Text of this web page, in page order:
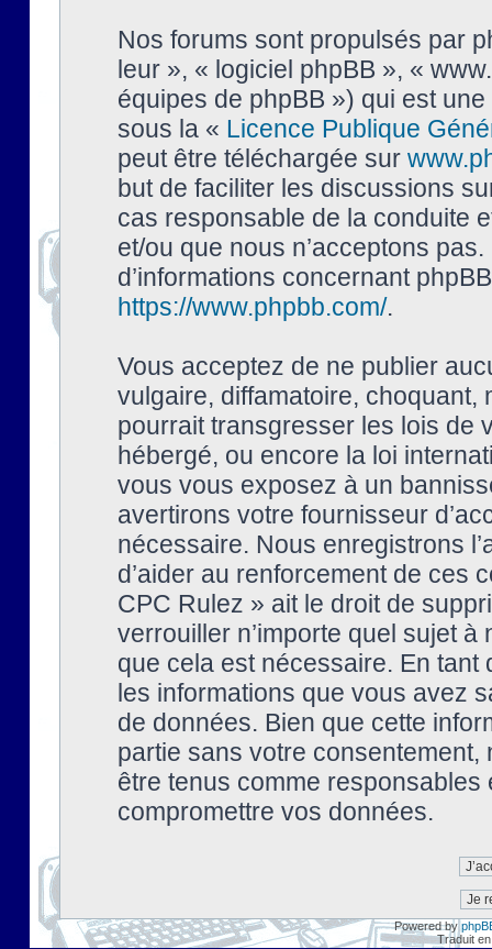
Nos forums sont propulsés par
leur », « logiciel phpBB », «
équipes de phpBB ») qui est
sous la « Licence Publique
peut être téléchargée sur
but de faciliter les discussions
cas responsable de la conduite
et/ou que nous n’acceptons
d’informations concernant
https://www.phpbb.com/.
Vous acceptez de ne publier
vulgaire, diffamatoire, choquant,
pourrait transgresser les lois de
hébergé, ou encore la loi
vous vous exposez à un
avertirons votre fournisseur
nécessaire. Nous enregistrons
d’aider au renforcement de ces
CPC Rulez » ait le droit de
verrouiller n’importe quel sujet à
que cela est nécessaire. En tant
les informations que vous avez
de données. Bien que cette
partie sans votre
être tenus comme
compromettre vos données.
Powered by
Traduit